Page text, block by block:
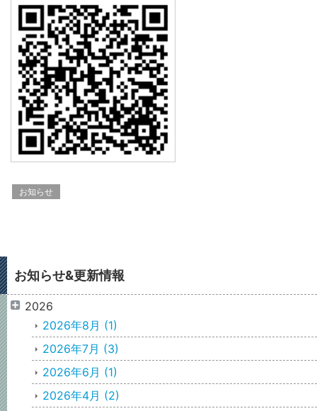
お知らせ
お知らせ&更新情報
2026
2026年8月 (1)
2026年7月 (3)
2026年6月 (1)
2026年4月 (2)